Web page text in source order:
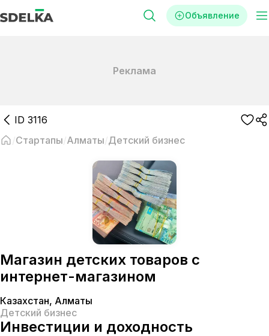
Объявление
Реклама
ID 3116
Стартапы Алматы Детский бизнес
Магазин детских товаров с
интернет-магазином
Казахстан, Алматы
Детский бизнес
Инвестиции и доходность